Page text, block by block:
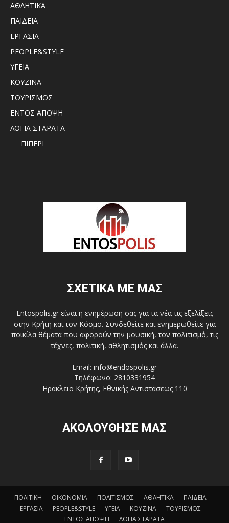
ΑΘΛΗΤΙΚΑ
ΠΑΙΔΕΙΑ
ΕΡΓΑΣΙΑ
PEOPLE&STYLE
ΥΓΕΙΑ
ΚΟΥΖΙΝΑ
ΤΟΥΡΙΣΜΟΣ
ΕΝΤΟΣ ΑΠΟΨΗ
ΛΟΓΙΑ ΣΤΑΡΑΤΑ
ΠΙΠΕΡΙ
ΣΧΕΤΙΚΑ ΜΕ ΜΑΣ
Entospolis.gr είναι η ενημέρωση σας για τα νέα τις εξελίξεις
στην Κρήτη και τον Κόσμο. Συνδεθείτε και ενημερωθείτε για
ποικίλα θέματα που αφορούν την μουσική, τον πολιτισμό, τις
τέχνες, πολιτική, αθλητισμός και άλλα.
Email: info@endospolis.gr
Τηλέφωνο: 2810331954
Ηράκλειο Κρήτης, Εθνικής Αντιστάσεως 110
ΑΚΟΛΟΥΘΗΣΕ ΜΑΣ
ΠΟΛΙΤΙΚΗ ΟΙΚΟΝΟΜΙΑ ΠΟΛΙΤΙΣΜΟΣ ΑΘΛΗΤΙΚΑ
ΠΑΙΔΕΙΑ
ΕΡΓΑΣΙΑ
PEOPLE&STYLE ΥΓΕΙΑ ΚΟΥΖΙΝΑ
ΤΟΥΡΙΣΜΟΣ
ΕΝΤΟΣ ΑΠΟΨΗ
ΛΟΓΙΑ ΣΤΑΡΑΤΑ